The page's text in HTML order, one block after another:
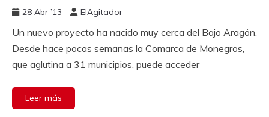
28 Abr ’13 ElAgitador
Un nuevo proyecto ha nacido muy cerca del Bajo Aragón.
Desde hace pocas semanas la Comarca de Monegros,
que aglutina a 31 municipios, puede acceder
Leer más